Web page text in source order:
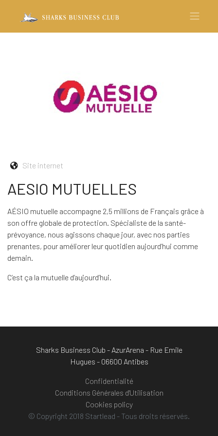
Site internet
AESIO MUTUELLES
AÉSIO mutuelle accompagne 2,5 millions de Français grâce à
son offre globale de protection. Spécialiste de la santé-
prévoyance, nous agissons chaque jour, avec nos parties
prenantes, pour améliorer leur quotidien aujourd’hui comme
demain.
C’est ça la mutuelle d’aujourd’hui.
Sharks Business Club - AzurArena - Rue Emile
Hugues - 06600 Antibes
Confidentialité
Conditions Générales d'Utilisation
Cookies policy
© Copyright 2018 Startlead - Tous droits réservés.